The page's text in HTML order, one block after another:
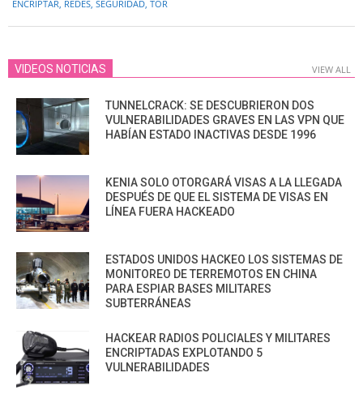
ENCRIPTAR, REDES, SEGURIDAD, TOR
VIDEOS NOTICIAS VIEW ALL
TUNNELCRACK: SE DESCUBRIERON DOS
VULNERABILIDADES GRAVES EN LAS VPN QUE
HABÍAN ESTADO INACTIVAS DESDE 1996
KENIA SOLO OTORGARÁ VISAS A LA LLEGADA
DESPUÉS DE QUE EL SISTEMA DE VISAS EN
LÍNEA FUERA HACKEADO
ESTADOS UNIDOS HACKEO LOS SISTEMAS DE
MONITOREO DE TERREMOTOS EN CHINA
PARA ESPIAR BASES MILITARES
SUBTERRÁNEAS
HACKEAR RADIOS POLICIALES Y MILITARES
ENCRIPTADAS EXPLOTANDO 5
VULNERABILIDADES